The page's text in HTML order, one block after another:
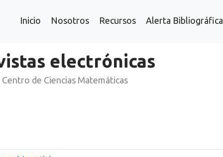
Inicio Nosotros Recursos Alerta Bibliográfica
electrónicas
Centro de Ciencias Matemáticas